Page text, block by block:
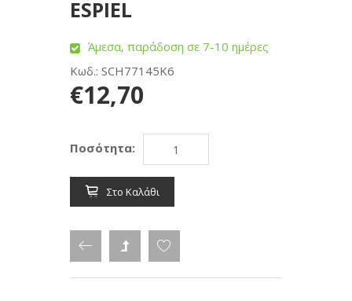
ESPIEL
Άμεσα, παράδοση σε 7-10 ημέρες
Κωδ.: SCH77145K6
€12,70
Ποσότητα:
Στο Καλάθι